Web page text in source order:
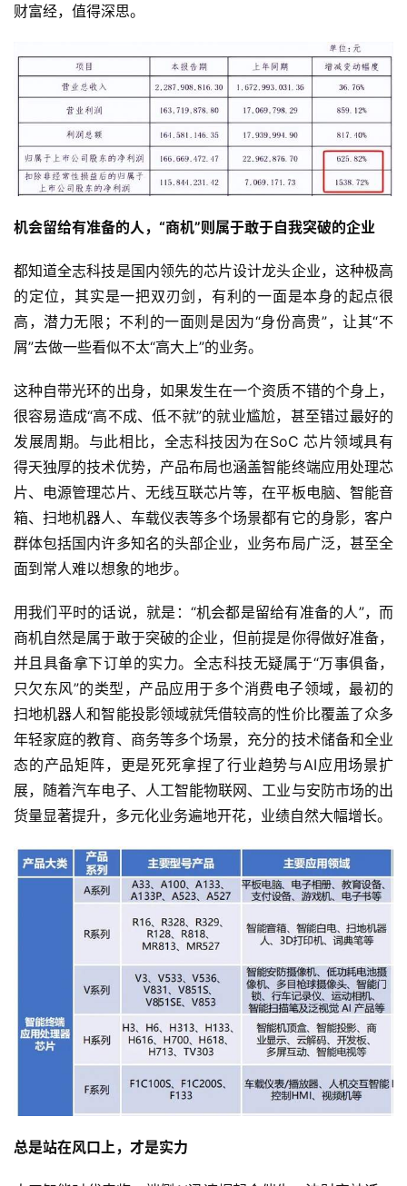
财富经，值得深思。
机会留给有准备的人，“商机”则属于敢于自我突破的企业
都知道全志科技是国内领先的芯片设计龙头企业，这种极高
的定位，其实是一把双刃剑，有利的一面是本身的起点很
高，潜力无限；不利的一面则是因为“身份高贵”，让其“不
屑”去做一些看似不太“高大上”的业务。
这种自带光环的出身，如果发生在一个资质不错的个身上，
很容易造成“高不成、低不就”的就业尴尬，甚至错过最好的
发展周期。与此相比，全志科技因为在SoC 芯片领域具有
得天独厚的技术优势，产品布局也涵盖智能终端应用处理芯
片、电源管理芯片、无线互联芯片等，在平板电脑、智能音
箱、扫地机器人、车载仪表等多个场景都有它的身影，客户
群体包括国内许多知名的头部企业，业务布局广泛，甚至全
面到常人难以想象的地步。
用我们平时的话说，就是：“机会都是留给有准备的人”，而
商机自然是属于敢于突破的企业，但前提是你得做好准备，
并且具备拿下订单的实力。全志科技无疑属于“万事俱备，
只欠东风”的类型，产品应用于多个消费电子领域，最初的
扫地机器人和智能投影领域就凭借较高的性价比覆盖了众多
年轻家庭的教育、商务等多个场景，充分的技术储备和全业
态的产品矩阵，更是死死拿捏了行业趋势与AI应用场景扩
展，随着汽车电子、人工智能物联网、工业与安防市场的出
货量显著提升，多元化业务遍地开花，业绩自然大幅增长。
总是站在风口上，才是实力